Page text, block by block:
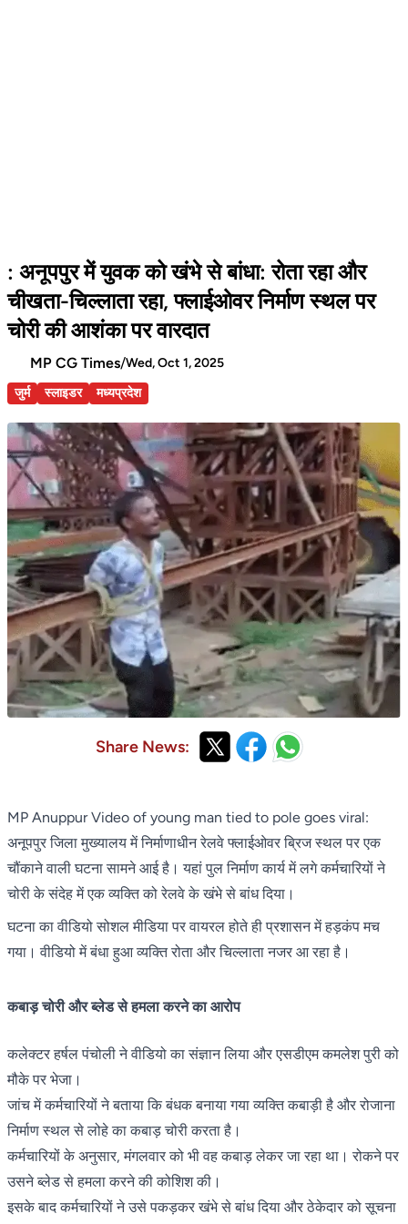
: अनूपपुर में युवक को खंभे से बांधा: रोता रहा और
चीखता-चिल्लाता रहा, फ्लाईओवर निर्माण स्थल पर
चोरी की आशंका पर वारदात
MP CG Times/Wed, Oct 1, 2025
जुर्म
स्लाइडर मध्यप्रदेश
Share News:
MP Anuppur Video of young man tied to pole goes viral:
अनूपपुर जिला मुख्यालय में निर्माणाधीन रेलवे फ्लाईओवर ब्रिज स्थल पर एक
चौंकाने वाली घटना सामने आई है। यहां पुल निर्माण कार्य में लगे कर्मचारियों ने
चोरी के संदेह में एक व्यक्ति को रेलवे के खंभे से बांध दिया।
घटना का वीडियो सोशल मीडिया पर वायरल होते ही प्रशासन में हड़कंप मच
गया। वीडियो में बंधा हुआ व्यक्ति रोता और चिल्लाता नजर आ रहा है।
कबाड़ चोरी और ब्लेड से हमला करने का आरोप
कलेक्टर हर्षल पंचोली ने वीडियो का संज्ञान लिया और एसडीएम कमलेश पुरी को
मौके पर भेजा।
जांच में कर्मचारियों ने बताया कि बंधक बनाया गया व्यक्ति कबाड़ी है और रोजाना
निर्माण स्थल से लोहे का कबाड़ चोरी करता है।
कर्मचारियों के अनुसार, मंगलवार को भी वह कबाड़ लेकर जा रहा था। रोकने पर
उसने ब्लेड से हमला करने की कोशिश की।
इसके बाद कर्मचारियों ने उसे पकड़कर खंभे से बांध दिया और ठेकेदार को सूचना